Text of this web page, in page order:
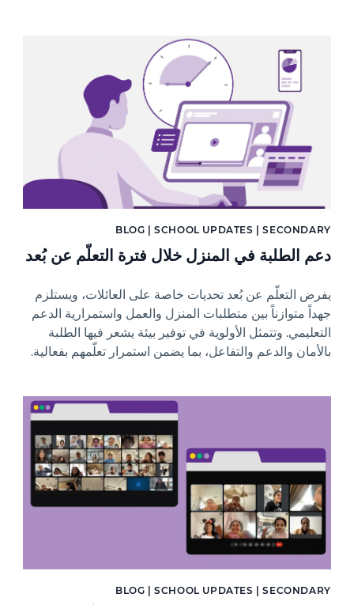
BLOG | SCHOOL UPDATES | SECONDARY
دعم الطلبة في المنزل خلال فترة التعلّم عن بُعد
يفرض التعلّم عن بُعد تحديات خاصة على العائلات، ويستلزم
جهداً متوازناً بين متطلبات المنزل والعمل واستمرارية الدعم
التعليمي. وتتمثل الأولوية في توفير بيئة يشعر فيها الطلبة
بالأمان والدعم والتفاعل، بما يضمن استمرار تعلّمهم بفعالية.
BLOG | SCHOOL UPDATES | SECONDARY